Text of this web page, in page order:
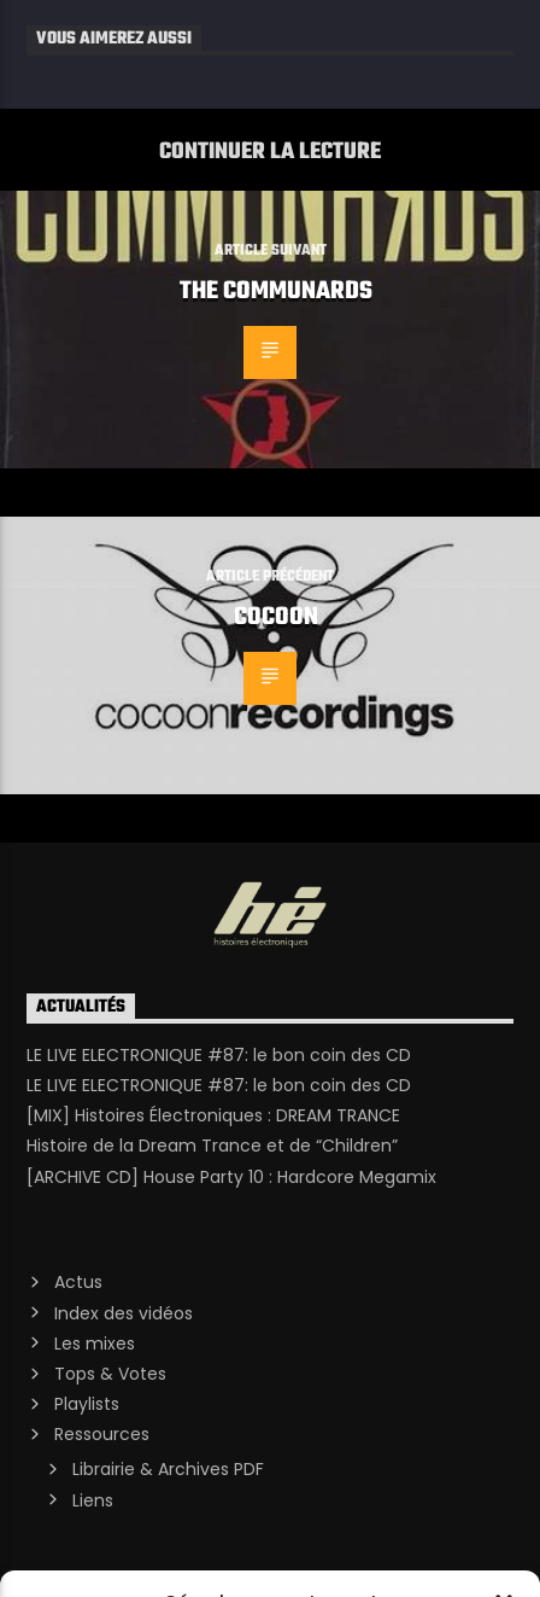
VOUS AIMEREZ AUSSI
CONTINUER LA LECTURE
ARTICLE SUIVANT
THE COMMUNARDS
ARTICLE PRÉCÉDENT
COCOON
ACTUALITÉS
LE LIVE ELECTRONIQUE #87: le bon coin des CD
LE LIVE ELECTRONIQUE #87: le bon coin des CD
[MIX] Histoires Électroniques : DREAM TRANCE
Histoire de la Dream Trance et de “Children”
[ARCHIVE CD] House Party 10 : Hardcore Megamix
Actus
Index des vidéos
Les mixes
Tops & Votes
Playlists
Ressources
Librairie & Archives PDF
Liens